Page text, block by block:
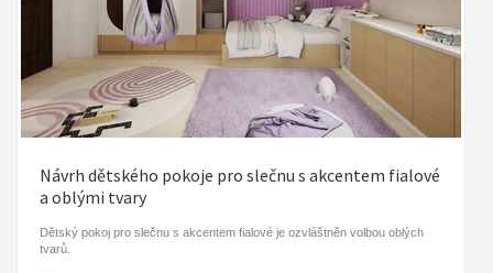
Návrh dětského pokoje pro slečnu s akcentem fialové
a oblými tvary
Dětský pokoj pro slečnu s akcentem fialové je ozvláštněn volbou oblých
tvarů.